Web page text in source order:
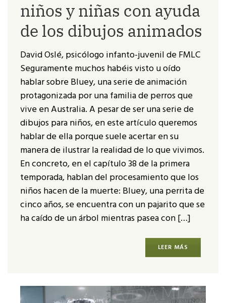
niños y niñas con ayuda
de los dibujos animados
David Oslé, psicólogo infanto-juvenil de FMLC
Seguramente muchos habéis visto u oído
hablar sobre Bluey, una serie de animación
protagonizada por una familia de perros que
vive en Australia. A pesar de ser una serie de
dibujos para niños, en este artículo queremos
hablar de ella porque suele acertar en su
manera de ilustrar la realidad de lo que vivimos.
En concreto, en el capítulo 38 de la primera
temporada, hablan del procesamiento que los
niños hacen de la muerte: Bluey, una perrita de
cinco años, se encuentra con un pajarito que se
ha caído de un árbol mientras pasea con […]
LEER MÁS